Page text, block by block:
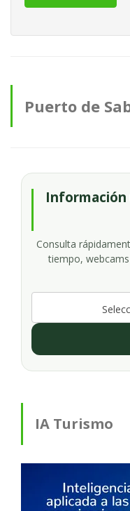
Puerto de
Información
Consulta
tiempo,
IA Turismo